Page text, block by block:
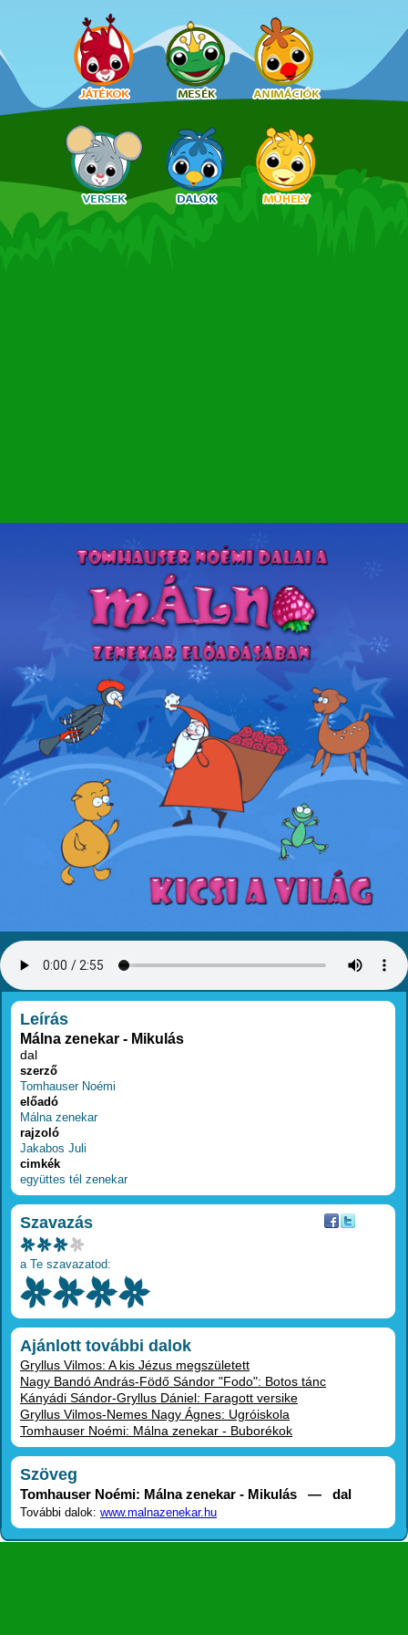
RÉSZLETEK
Leírás
Málna zenekar - Mikulás
dal
szerző
Tomhauser Noémi
előadó
Málna zenekar
rajzoló
Jakabos Juli
cimkék
együttes tél zenekar
Szavazás
a Te szavazatod:
Ajánlott további dalok
Gryllus Vilmos: A kis Jézus megszületett
Nagy Bandó András-Födő Sándor "Fodo": Botos tánc
Kányádi Sándor-Gryllus Dániel: Faragott versike
Gryllus Vilmos-Nemes Nagy Ágnes: Ugróiskola
Tomhauser Noémi: Málna zenekar - Buborékok
Szöveg
Tomhauser Noémi: Málna zenekar - Mikulás — dal
További dalok: www.malnazenekar.hu